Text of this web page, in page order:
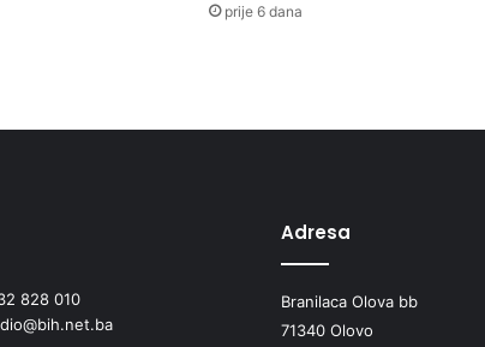
prije 6 dana
828 010
Adresa
Branilaca Olova bb
71340 Olovo